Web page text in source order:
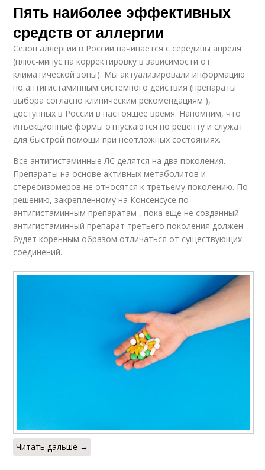
Пять наиболее эффективных
средств от аллергии
Сезон аллергии в России начинается с середины апреля
(плюс-минус на корректировку в зависимости от
климатической зоны). Мы актуализировали информацию
по антигистаминным системного действия (препараты
выбора согласно клиническим рекомендациям ),
доступных в России в настоящее время. Напомним, что
инъекционные формы отпускаются по рецепту и служат
для быстрой помощи при неотложных состояниях.
Все антигистаминные ЛС делятся на два поколения.
Препараты на основе активных метаболитов и
стереоизомеров не относятся к третьему поколению. По
решению, закрепленному на Консенсусе по
антигистаминным препаратам , пока еще не созданный
антигистаминный препарат третьего поколения должен
будет коренным образом отличаться от существующих
соединений.
Читать дальше →